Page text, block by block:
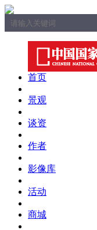
首页
景观
谈资
作者
影像库
活动
商城